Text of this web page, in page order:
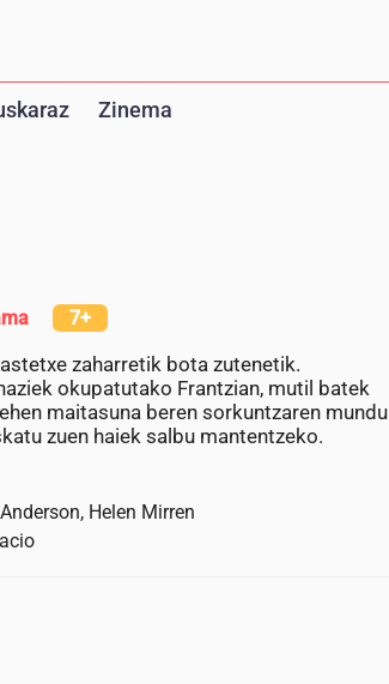
Zinema
7+
zaharretik bota zutenetik.
okupatutako Frantzian, mutil batek
maitasuna beren sorkuntzaren mundu
zuen haiek salbu mantentzeko.
Helen Mirren